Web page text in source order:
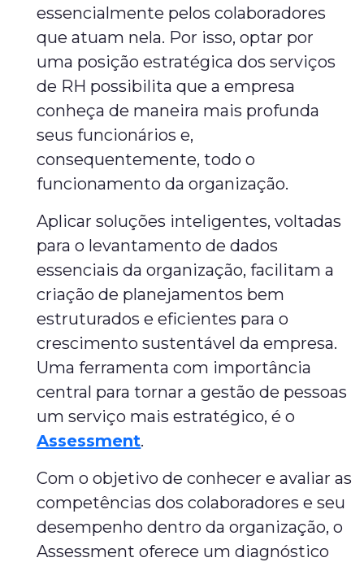
essencialmente pelos colaboradores
que atuam nela. Por isso, optar por
uma posição estratégica dos serviços
de RH possibilita que a empresa
conheça de maneira mais profunda
seus funcionários e,
consequentemente, todo o
funcionamento da organização.
Aplicar soluções inteligentes, voltadas
para o levantamento de dados
essenciais da organização, facilitam a
criação de planejamentos bem
estruturados e eficientes para o
crescimento sustentável da empresa.
Uma ferramenta com importância
central para tornar a gestão de pessoas
um serviço mais estratégico, é o
Assessment.
Com o objetivo de conhecer e avaliar as
competências dos colaboradores e seu
desempenho dentro da organização, o
Assessment oferece um diagnóstico